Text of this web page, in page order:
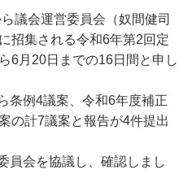
議会運営委員会（奴間健司
招集される令和6年第2回定
6月20日までの16日間と申し
条例4議案、令和6年度補正
の計7議案と報告が4件提出
員会を協議し、確認しまし